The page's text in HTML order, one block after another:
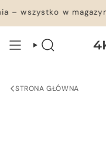
do
treści
– wszystko w
WYSZUKIWANIE
STRONA GŁÓWNA